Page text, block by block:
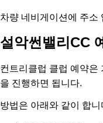
차량 네비게이션에 주소
설악썬밸리CC
컨트리클럽 클럽 예약은
을 진행하면 됩니다.
방법은 아래와 같이 합니